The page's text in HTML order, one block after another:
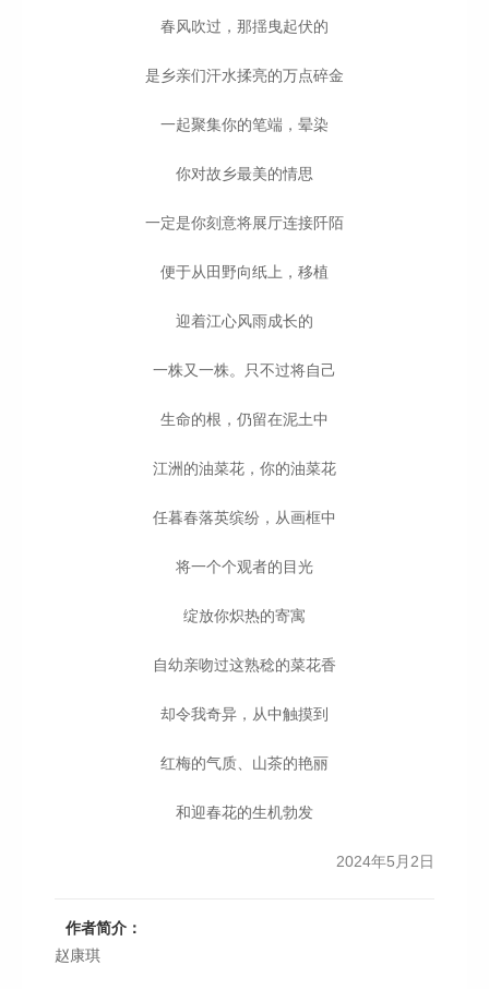
春风吹过，那揺曳起伏的
是乡亲们汗水揉亮的万点碎金
一起聚集你的笔端，晕染
你对故乡最美的情思
一定是你刻意将展厅连接阡陌
便于从田野向纸上，移植
迎着江心风雨成长的
一株又一株。只不过将自己
生命的根，仍留在泥土中
江洲的油菜花，你的油菜花
任暮春落英缤纷，从画框中
将一个个观者的目光
绽放你炽热的寄寓
自幼亲吻过这熟稔的菜花香
却令我奇异，从中触摸到
红梅的气质、山茶的艳丽
和迎春花的生机勃发
2024年5月2日
作者简介：
赵康琪